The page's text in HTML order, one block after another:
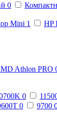
0
Mini 1 HP
Athlon PRO
0
0 9700